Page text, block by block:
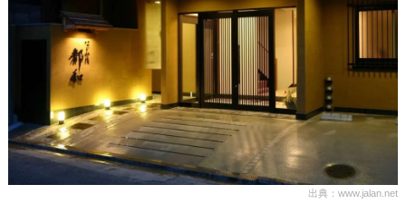
出典：www.jalan.net